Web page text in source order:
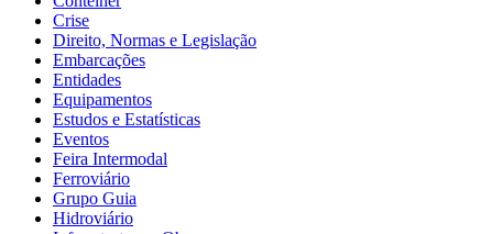
Crise
Direito, Normas e Legislação
Embarcações
Entidades
Equipamentos
Estudos e Estatísticas
Eventos
Feira Intermodal
Ferroviário
Grupo Guia
Hidroviário